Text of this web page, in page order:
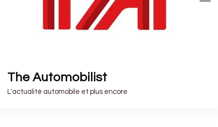
The Automobilist
L'actualité automobile et plus encore